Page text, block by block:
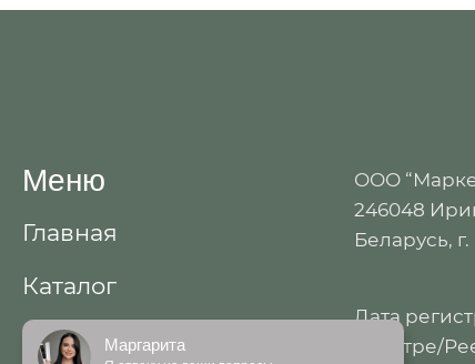
Меню
Главная
Каталог
Акции
ООО
246048
Беларусь,
Дата
реестре/
Маргарита